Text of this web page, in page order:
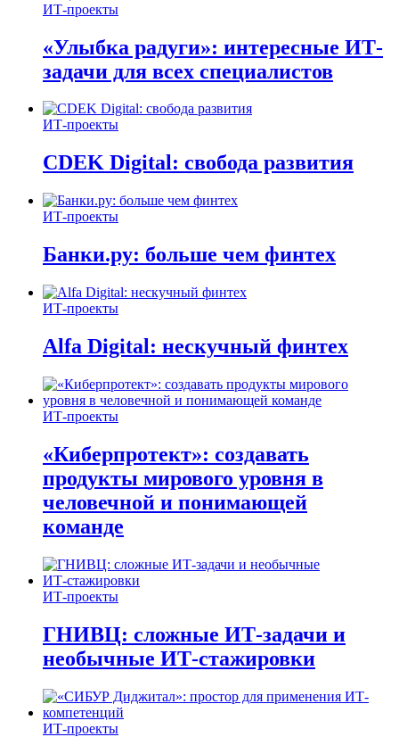
ИТ-проекты
«Улыбка радуги»: интересные ИТ-
задачи для всех специалистов
ИТ-проекты
CDEK Digital: свобода развития
ИТ-проекты
Банки.ру: больше чем финтех
ИТ-проекты
Alfa Digital: нескучный финтех
ИТ-проекты
«Киберпротект»: создавать
продукты мирового уровня в
человечной и понимающей
команде
ИТ-проекты
ГНИВЦ: сложные ИТ‑задачи и
необычные ИТ‑стажировки
ИТ-проекты